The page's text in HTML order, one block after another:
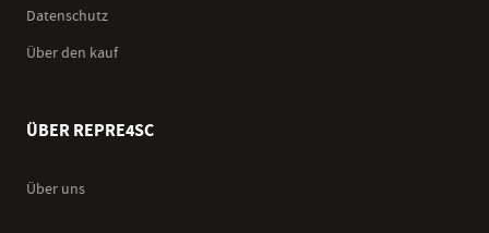
Datenschutz
Über den kauf
ÜBER REPRE4SC
Über uns